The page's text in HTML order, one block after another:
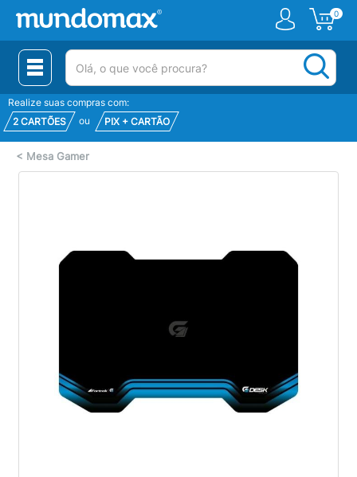
0
(pesquisar)
Realize suas compras com:
2 CARTÕES
ou PIX + CARTÃO
< Mesa Gamer